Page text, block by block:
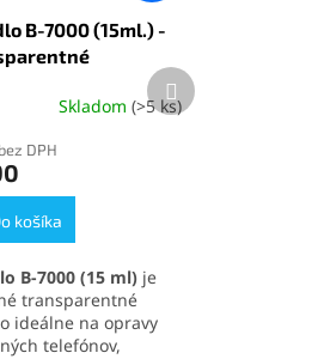
B-7000 (15ml.) -
Skladom(>5 ks)
DPH
košíka
B-7000 (15 ml) je
transparentné
ideálne na opravy
telefónov,
Ďalší
produkt